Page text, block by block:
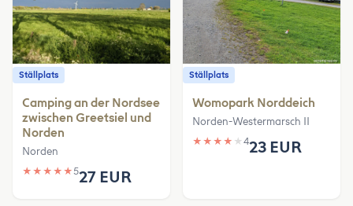
Ställplats
Camping an der Nordsee
zwischen Greetsiel und
Norden
Norden
★ ★ ★ ★ ★527 EUR
Ställplats
Womopark Norddeich
Norden-Westermarsch II
★ ★ ★ ★ ★ 423 EUR